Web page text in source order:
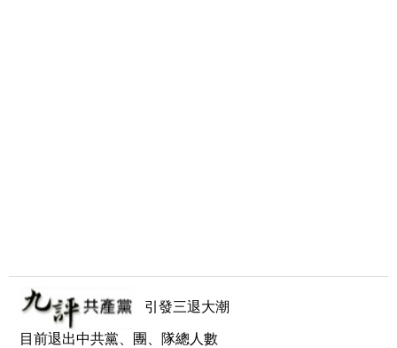
引發三退大潮
目前退出中共黨、團、隊總人數